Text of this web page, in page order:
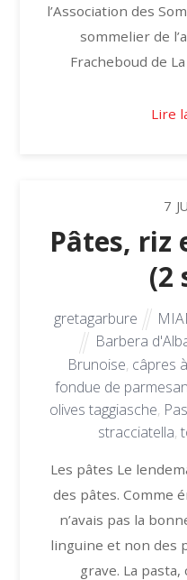
l’Association des
sommelier de
Fracheboud de
Lire
7
Pâtes,
(2
gretagarbure
Barbera
Brunoise, câpres
fondue de parmesan
olives taggiasche,
stracciatella,
Les pâtes Le
des pâtes. Comme
n’avais pas la
linguine et non des
grave. La pasta,